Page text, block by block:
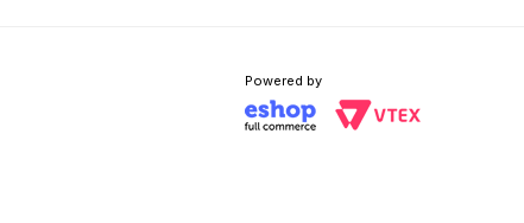
Powered by